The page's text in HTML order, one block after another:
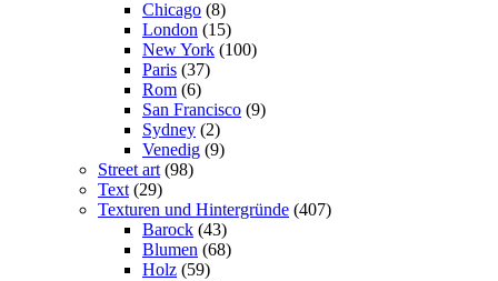
Chicago (8)
London (15)
New York (100)
Paris (37)
Rom (6)
San Francisco (9)
Sydney (2)
Venedig (9)
Street art (98)
Text (29)
Texturen und Hintergründe (407)
Barock (43)
Blumen (68)
Holz (59)